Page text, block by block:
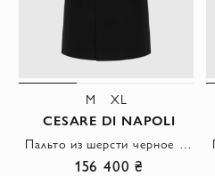
M XL
CESARE DI NAPOLI
Пальто из шерсти черное мужское
156 400 ₴